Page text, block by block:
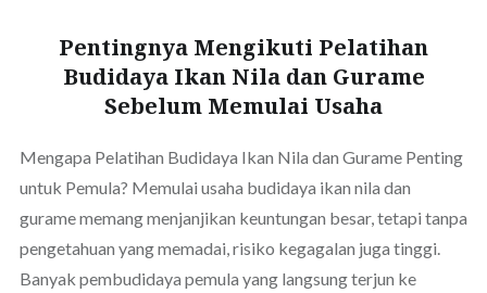
Pentingnya Mengikuti Pelatihan
Budidaya Ikan Nila dan Gurame
Sebelum Memulai Usaha
Mengapa Pelatihan Budidaya Ikan Nila dan Gurame Penting
untuk Pemula? Memulai usaha budidaya ikan nila dan
gurame memang menjanjikan keuntungan besar, tetapi tanpa
pengetahuan yang memadai, risiko kegagalan juga tinggi.
Banyak pembudidaya pemula yang langsung terjun ke